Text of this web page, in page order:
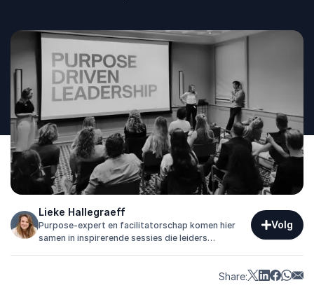
Lieke Hallegraeff
Purpose-expert en facilitatorschap komen hier
samen in inspirerende sessies die leiders
Volg
Share: